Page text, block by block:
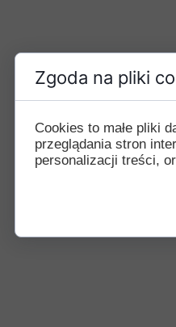
Zgoda na pliki
Cookies to małe pliki
przeglądania stron
personalizacji treści,